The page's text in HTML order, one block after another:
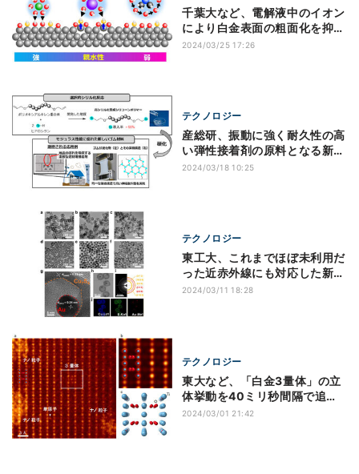
千葉大など、電解液中のイオン
により白金表面の粗面化を抑制
する手法を解明
2024/03/25 17:26
テクノロジー
産総研、振動に強く耐久性の高
い弾性接着剤の原料となる新素
材を開発
2024/03/18 10:25
テクノロジー
東工大、これまでほぼ未利用だ
った近赤外線にも対応した新規
光触媒を開発
2024/03/11 18:28
テクノロジー
東大など、「白金3量体」の立
体挙動を40ミリ秒間隔で追跡
することに成功
2024/03/01 21:42